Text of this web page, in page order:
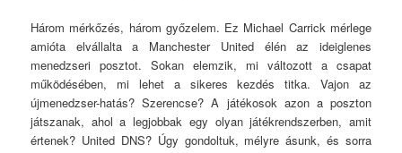
Három mérkőzés, három győzelem. Ez Michael Carrick mérlege
amióta elvállalta a Manchester United élén az ideiglenes
menedzseri posztot. Sokan elemzik, mi változott a csapat
működésében, mi lehet a sikeres kezdés titka. Vajon az
újmenedzser-hatás? Szerencse? A játékosok azon a poszton
játszanak, ahol a legjobbak egy olyan játékrendszerben, amit
értenek? United DNS? Úgy gondoltuk, mélyre ásunk, és sorra